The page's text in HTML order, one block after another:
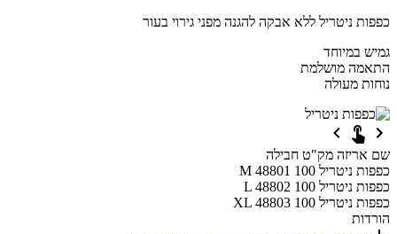
כפפות ניטריל ללא אבקה להגנה מפני גירוי בעור
גמיש במיוחד
התאמה מושלמת
נוחות מעולה
שם אריזה מק"ט חבילה
כפפות ניטריל
M 48801 100
כפפות ניטריל
L 48802 100
כפפות ניטריל
XL 48803 100
הורדות